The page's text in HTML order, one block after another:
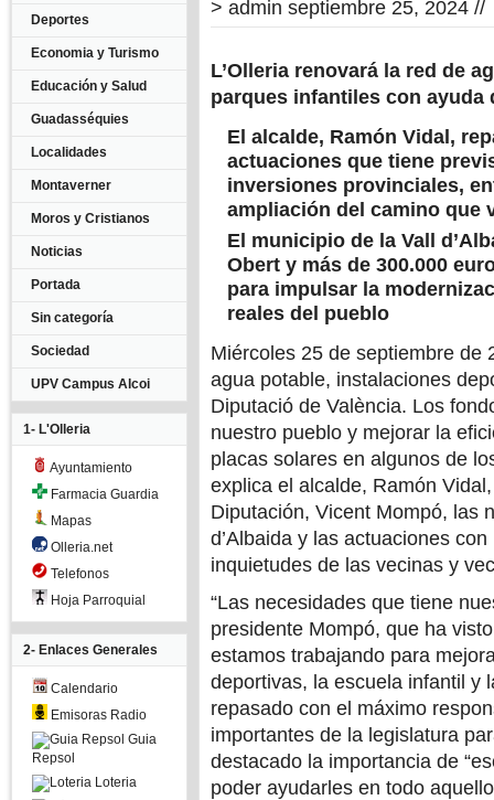
Deportes
Economia y Turismo
Educación y Salud
Guadasséquies
Localidades
Montaverner
Moros y Cristianos
Noticias
Portada
Sin categoría
Sociedad
UPV Campus Alcoi
1- L'Olleria
Ayuntamiento
Farmacia Guardia
Mapas
Olleria.net
Telefonos
Hoja Parroquial
2- Enlaces Generales
Calendario
Emisoras Radio
Guia
Repsol
Loteria
> admin septiembre 25, 2024 //
L’Olleria renovará la red de
parques infantiles con ayuda
El alcalde, Ramón Vidal,
actuaciones que tiene
inversiones provinciales,
ampliación del camino que
El municipio de la Vall
Obert y más de 300.000
para impulsar la
reales del pueblo
Miércoles 25 de septiembre de
agua potable, instalaciones
Diputació de València. Los
nuestro pueblo y mejorar la
placas solares en algunos de
explica el alcalde, Ramón
Diputación, Vicent Mompó, las
d’Albaida y las actuaciones
inquietudes de las vecinas y
“Las necesidades que tiene
presidente Mompó, que ha
estamos trabajando para
deportivas, la escuela infantil y
repasado con el máximo
importantes de la legislatura
destacado la importancia de
poder ayudarles en todo